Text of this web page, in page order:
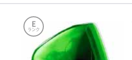
E
ランク